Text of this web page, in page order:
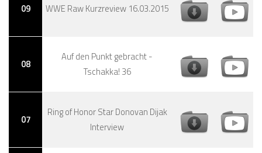
09 WWE Raw Kurzreview 16.03.2015
08
Auf den Punkt gebracht -
Tschakka! 36
07
Ring of Honor Star Donovan Dijak
Interview